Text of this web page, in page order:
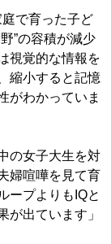
庭で育った子ど
”の容積が減少
視覚的な情報を
縮小すると記憶
がわかっていま
の女子大生を対
婦喧嘩を見て育
ープよりもIQと
が出ています」